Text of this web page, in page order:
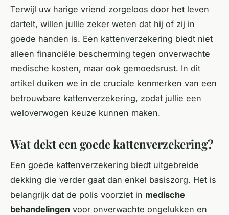
Terwijl uw harige vriend zorgeloos door het leven
dartelt, willen jullie zeker weten dat hij of zij in
goede handen is. Een kattenverzekering biedt niet
alleen financiële bescherming tegen onverwachte
medische kosten, maar ook gemoedsrust. In dit
artikel duiken we in de cruciale kenmerken van een
betrouwbare kattenverzekering, zodat jullie een
weloverwogen keuze kunnen maken.
Wat dekt een goede kattenverzekering?
Een goede kattenverzekering biedt uitgebreide
dekking die verder gaat dan enkel basiszorg. Het is
belangrijk dat de polis voorziet in medische
behandelingen voor onverwachte ongelukken en